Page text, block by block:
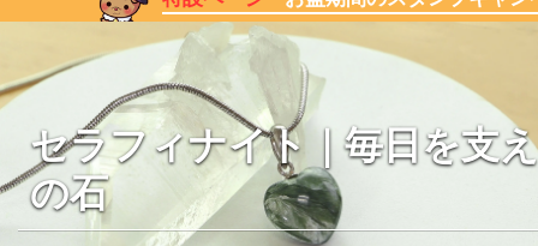
セラフィナイト｜毎日を支
の石